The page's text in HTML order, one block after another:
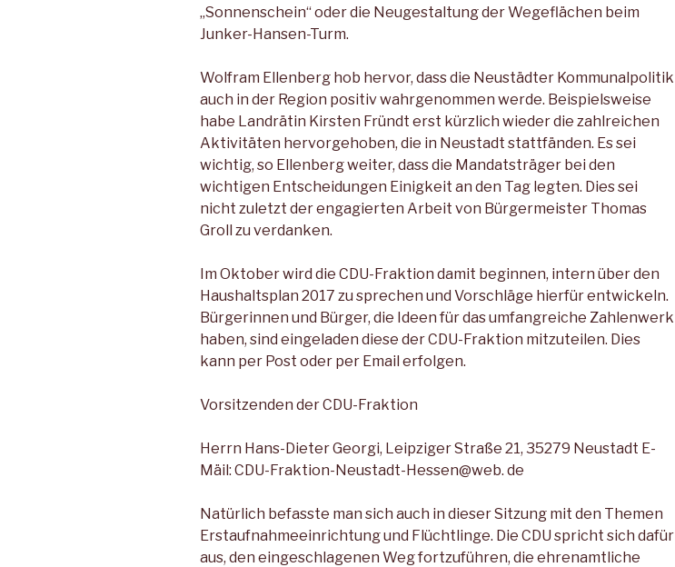
„Sonnenschein“ oder die Neugestaltung der Wegeflächen beim
Junker-Hansen-Turm.
Wolfram Ellenberg hob hervor, dass die Neustädter Kommunalpolitik
auch in der Region positiv wahrgenommen werde. Beispielsweise
habe Landrätin Kirsten Fründt erst kürzlich wieder die zahlreichen
Aktivitäten hervorgehoben, die in Neustadt stattfänden. Es sei
wichtig, so Ellenberg weiter, dass die Mandatsträger bei den
wichtigen Entscheidungen Einigkeit an den Tag legten. Dies sei
nicht zuletzt der engagierten Arbeit von Bürgermeister Thomas
Groll zu verdanken.
Im Oktober wird die CDU-Fraktion damit beginnen, intern über den
Haushaltsplan 2017 zu sprechen und Vorschläge hierfür entwickeln.
Bürgerinnen und Bürger, die Ideen für das umfangreiche Zahlenwerk
haben, sind eingeladen diese der CDU-Fraktion mitzuteilen. Dies
kann per Post oder per Email erfolgen.
Vorsitzenden der CDU-Fraktion
Herrn Hans-Dieter Georgi, Leipziger Straße 21, 35279 Neustadt E-
Mäil: CDU-Fraktion-Neustadt-Hessen@web. de
Natürlich befasste man sich auch in dieser Sitzung mit den Themen
Erstaufnahmeeinrichtung und Flüchtlinge. Die CDU spricht sich dafür
aus, den eingeschlagenen Weg fortzuführen, die ehrenamtliche